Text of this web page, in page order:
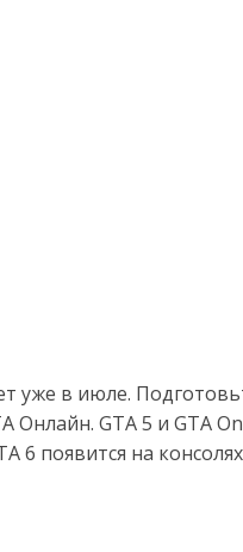
уже в июле.
GTA 5 и GTA
6 появится на